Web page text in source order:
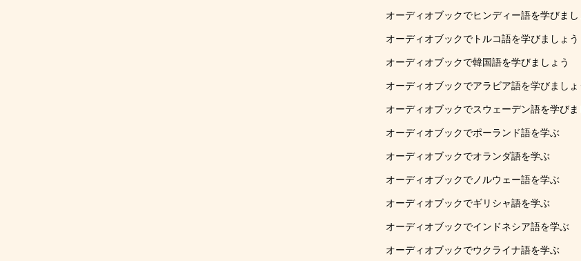
オーディオブックでヒンディー語を学びまし
オーディオブックでトルコ語を学びましょう
オーディオブックで韓国語を学びましょう
オーディオブックでアラビア語を学びましょ
オーディオブックでスウェーデン語を学びま
オーディオブックでポーランド語を学ぶ
オーディオブックでオランダ語を学ぶ
オーディオブックでノルウェー語を学ぶ
オーディオブックでギリシャ語を学ぶ
オーディオブックでインドネシア語を学ぶ
オーディオブックでウクライナ語を学ぶ